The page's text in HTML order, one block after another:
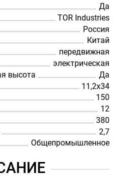
Да
TOR Industries
Россия
Китай
передвижная
электрическая
высота
Да
11,2х34
150
12
380
2,7
Общепромышленное